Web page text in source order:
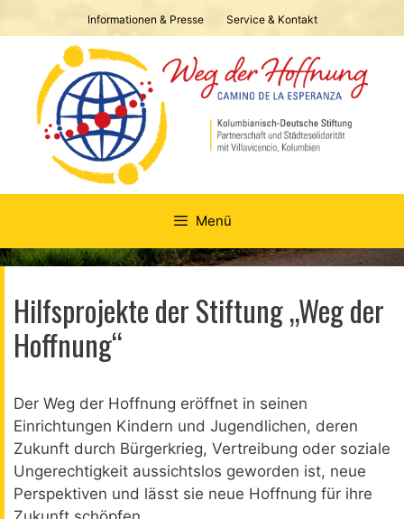
zum
Informationen & Presse Service & Kontakt
Menü
Hilfsprojekte der Stiftung „Weg der
Hoffnung“
Der Weg der Hoffnung eröffnet in seinen
Einrichtungen Kindern und Jugendlichen, deren
Zukunft durch Bürgerkrieg, Vertreibung oder soziale
Ungerechtigkeit aussichtslos geworden ist, neue
Perspektiven und lässt sie neue Hoffnung für ihre